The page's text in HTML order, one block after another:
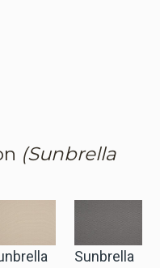
(Sunbrella
Sunbrella